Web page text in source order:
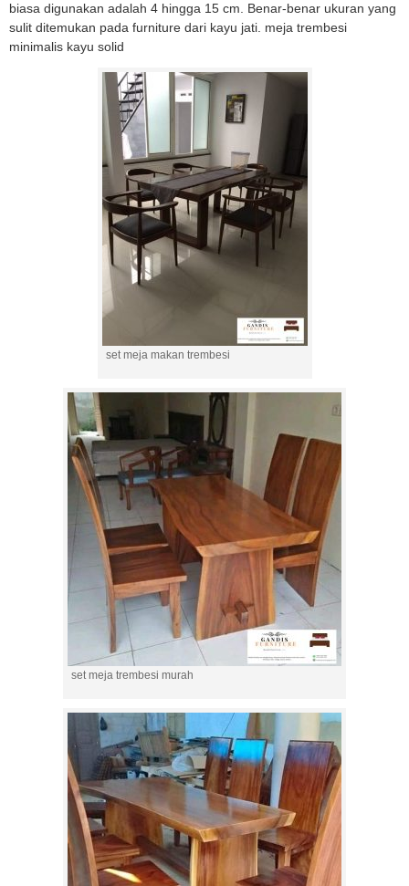
biasa digunakan adalah 4 hingga 15 cm. Benar-benar ukuran yang
sulit ditemukan pada furniture dari kayu jati. meja trembesi
minimalis kayu solid
set meja makan trembesi
set meja trembesi murah